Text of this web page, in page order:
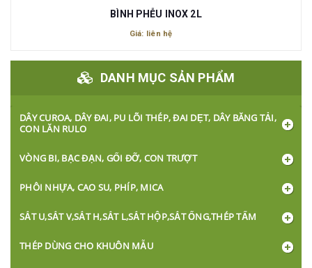
BÌNH PHỄU INOX 2L
Giá: liên hệ
DANH MỤC SẢN PHẨM
DÂY CUROA, DÂY ĐAI, PU LÕI THÉP, ĐAI DẸT, DÂY BĂNG TẢI,
CON LĂN RULO
VÒNG BI, BẠC ĐẠN, GỐI ĐỠ, CON TRƯỢT
PHÔI NHỰA, CAO SU, PHÍP, MICA
SẮT U,SẮT V,SẮT H,SẮT L,SẮT HỘP,SẮT ỐNG,THÉP TẤM
THÉP DÙNG CHO KHUÔN MẪU